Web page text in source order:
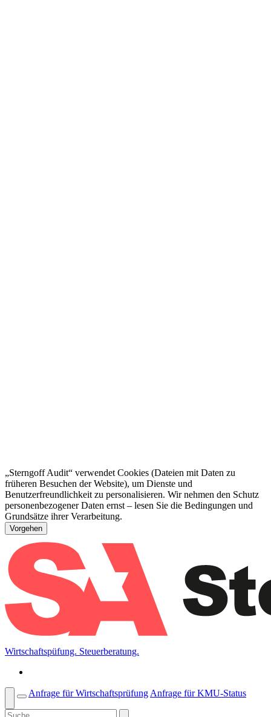
„Sterngoff Audit“ verwendet Cookies (Dateien mit Daten zu
früheren Besuchen der Website), um Dienste und
Benutzerfreundlichkeit zu personalisieren. Wir nehmen den Schutz
personenbezogener Daten ernst – lesen Sie die Bedingungen und
Grundsätze ihrer Verarbeitung.
Vorgehen
Wirtschaftspüfung. Steuerberatung.
Anfrage für Wirtschaftsprüfung Anfrage für KMU-Status